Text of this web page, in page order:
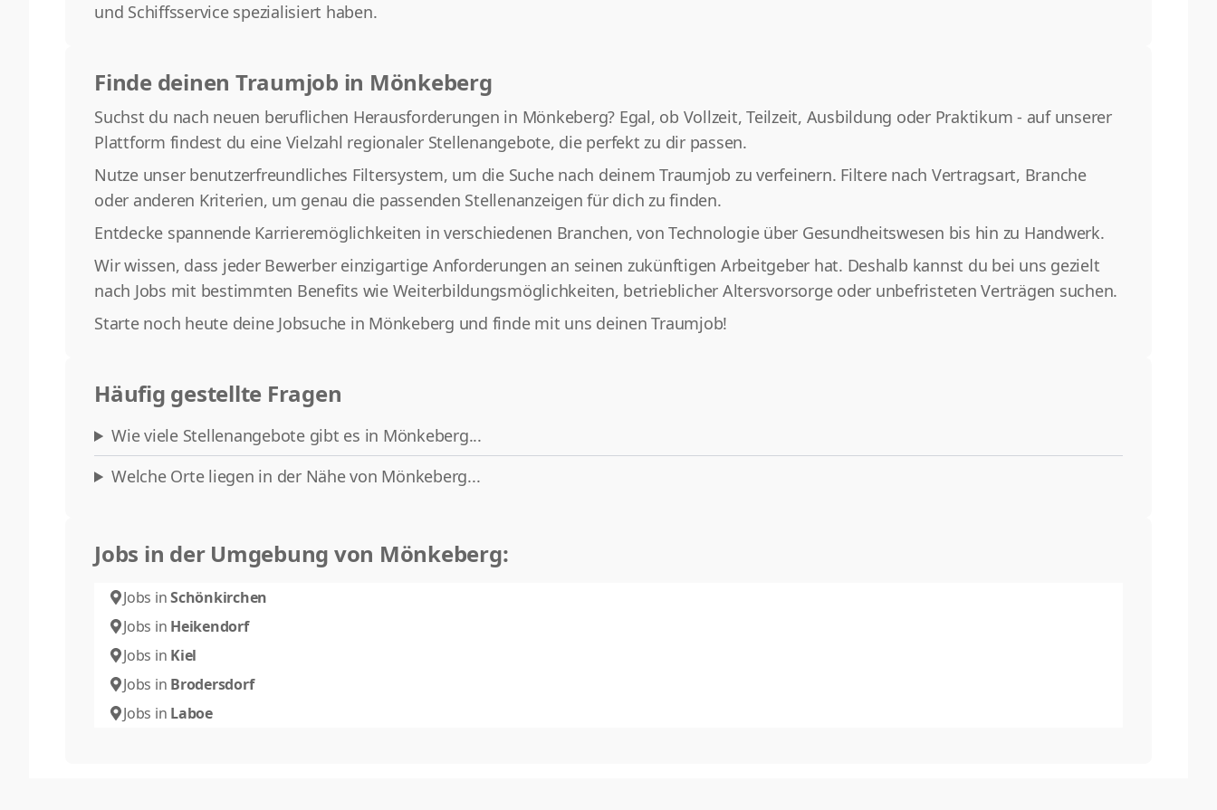
und Schiffsservice spezialisiert haben.
Finde deinen Traumjob in Mönkeberg
Suchst du nach neuen beruflichen Herausforderungen in Mönkeberg? Egal, ob Vollzeit, Teilzeit, Ausbildung oder Praktikum - auf unserer
Plattform findest du eine Vielzahl regionaler Stellenangebote, die perfekt zu dir passen.
Nutze unser benutzerfreundliches Filtersystem, um die Suche nach deinem Traumjob zu verfeinern. Filtere nach Vertragsart, Branche
oder anderen Kriterien, um genau die passenden Stellenanzeigen für dich zu finden.
Entdecke spannende Karrieremöglichkeiten in verschiedenen Branchen, von Technologie über Gesundheitswesen bis hin zu Handwerk.
Wir wissen, dass jeder Bewerber einzigartige Anforderungen an seinen zukünftigen Arbeitgeber hat. Deshalb kannst du bei uns gezielt
nach Jobs mit bestimmten Benefits wie Weiterbildungsmöglichkeiten, betrieblicher Altersvorsorge oder unbefristeten Verträgen suchen.
Starte noch heute deine Jobsuche in Mönkeberg und finde mit uns deinen Traumjob!
Häufig gestellte Fragen
Wie viele Stellenangebote gibt es in Mönkeberg...
Welche Orte liegen in der Nähe von Mönkeberg...
Jobs in der Umgebung von Mönkeberg:
Jobs inSchönkirchen
Jobs in Heikendorf
Jobs in Kiel
Jobs in Brodersdorf
Jobs in Laboe